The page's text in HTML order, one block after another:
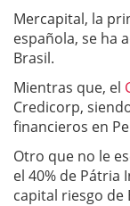
Mercapital, la
española, se ha
Brasil.
Mientras que, el
Credicorp,
financieros en
Otro que no le
el 40% de Pátria
capital riesgo de